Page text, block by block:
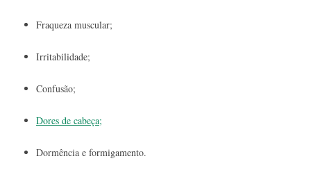
Fraqueza muscular;
Irritabilidade;
Confusão;
Dores de cabeça;
Dormência e formigamento.